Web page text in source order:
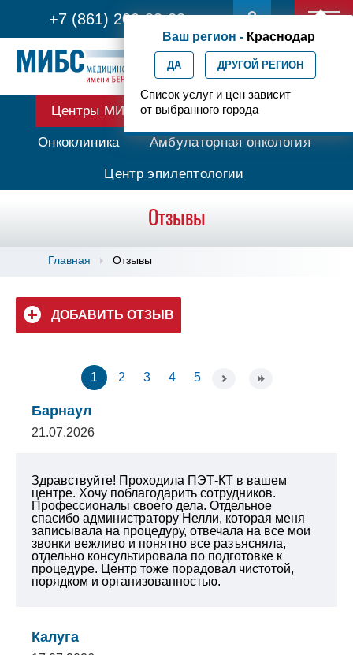
+7 (861) 200-83-22
Ваш регион - Краснодар
ДА ДРУГОЙ РЕГИОН
Список услуг и цен зависит
от выбранного города
Центры МИБС Протонная терапия
Онкоклиника Амбулаторная онкология
Центр эпилептологии
Отзывы
Главная Отзывы
ДОБАВИТЬ ОТЗЫВ
1 2 3 4 5
Барнаул
21.07.2026
Здравствуйте! Проходила ПЭТ-КТ в вашем
центре. Хочу поблагодарить сотрудников.
Профессионалы своего дела. Отдельное
спасибо администратору Нелли, которая меня
записывала на процедуру, отвечала на все мои
звонки вежливо и понятно все разъясняла,
отдельно консультировала по подготовке к
процедуре. Центр тоже порадовал чистотой,
порядком и организованностью.
Калуга